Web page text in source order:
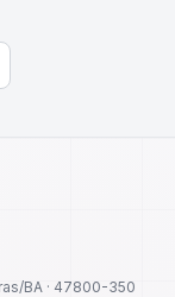
BA · 47800-350